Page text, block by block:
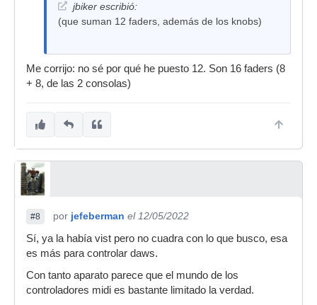
jbiker escribió:
(que suman 12 faders, además de los knobs)
Me corrijo: no sé por qué he puesto 12. Son 16 faders (8
+ 8, de las 2 consolas)
#8 por jefeberman el 12/05/2022
Sí, ya la había vist pero no cuadra con lo que busco, esa
es más para controlar daws.
Con tanto aparato parece que el mundo de los
controladores midi es bastante limitado la verdad.